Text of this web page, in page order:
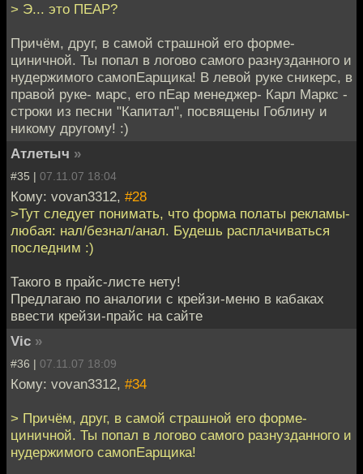
> Э... это ПЕАР?
Причём, друг, в самой страшной его форме-
циничной. Ты попал в логово самого разнузданного и
нудержимого самопЕарщика! В левой руке сникерс, в
правой руке- марс, его пЕар менеджер- Карл Маркс -
строки из песни "Капитал", посвящены Гоблину и
никому другому! :)
Атлетыч »
#35 | 07.11.07 18:04
Кому: vovan3312, #28
>Тут следует понимать, что форма полаты рекламы-
любая: нал/безнал/анал. Будешь расплачиваться
последним :)
Такого в прайс-листе нету!
Предлагаю по аналогии с крейзи-меню в кабаках
ввести крейзи-прайс на сайте
Vic »
#36 | 07.11.07 18:09
Кому: vovan3312, #34
> Причём, друг, в самой страшной его форме-
циничной. Ты попал в логово самого разнузданного и
нудержимого самопЕарщика!